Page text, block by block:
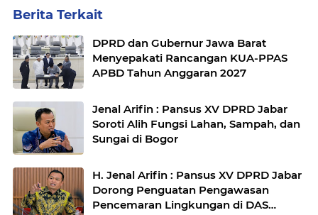
Berita Terkait
DPRD dan Gubernur Jawa Barat
Menyepakati Rancangan KUA-PPAS
APBD Tahun Anggaran 2027
Jenal Arifin : Pansus XV DPRD Jabar
Soroti Alih Fungsi Lahan, Sampah, dan
Sungai di Bogor
H. Jenal Arifin : Pansus XV DPRD Jabar
Dorong Penguatan Pengawasan
Pencemaran Lingkungan di DAS